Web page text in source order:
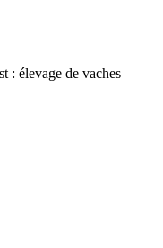
: élevage de vaches